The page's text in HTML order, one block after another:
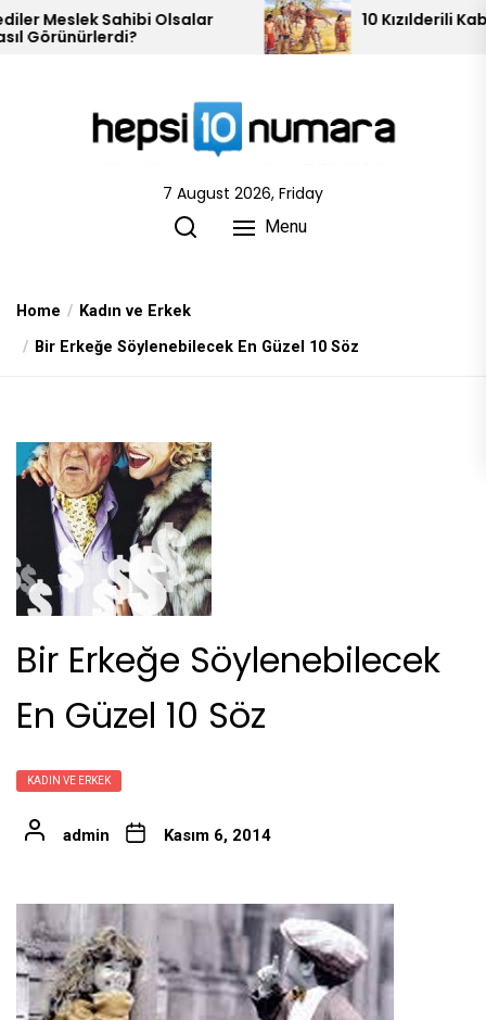
Skip
to
Olsalar 10 Kızılderili Kabilesi
7 August 2026, Friday
Menu
Home
Kadın ve Erkek
Bir Erkeğe Söylenebilecek En Güzel 10 Söz
Bir Erkeğe Söylenebilecek
En Güzel 10 Söz
KADIN VE ERKEK
admin Kasım 6, 2014